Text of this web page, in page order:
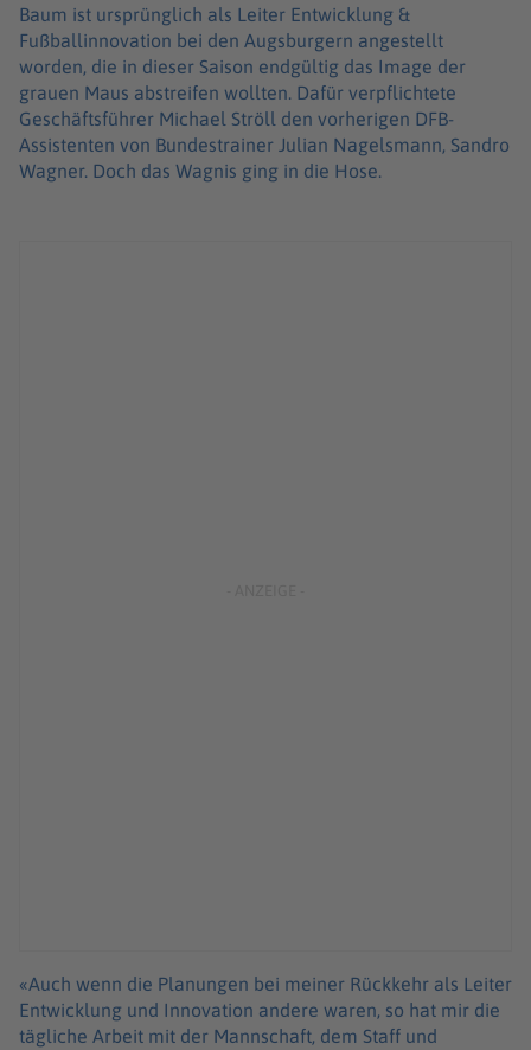
Baum ist ursprünglich als Leiter Entwicklung &
Fußballinnovation bei den Augsburgern angestellt
worden, die in dieser Saison endgültig das Image der
grauen Maus abstreifen wollten. Dafür verpflichtete
Geschäftsführer Michael Ströll den vorherigen DFB-
Assistenten von Bundestrainer Julian Nagelsmann, Sandro
Wagner. Doch das Wagnis ging in die Hose.
«Auch wenn die Planungen bei meiner Rückkehr als Leiter
Entwicklung und Innovation andere waren, so hat mir die
tägliche Arbeit mit der Mannschaft, dem Staff und